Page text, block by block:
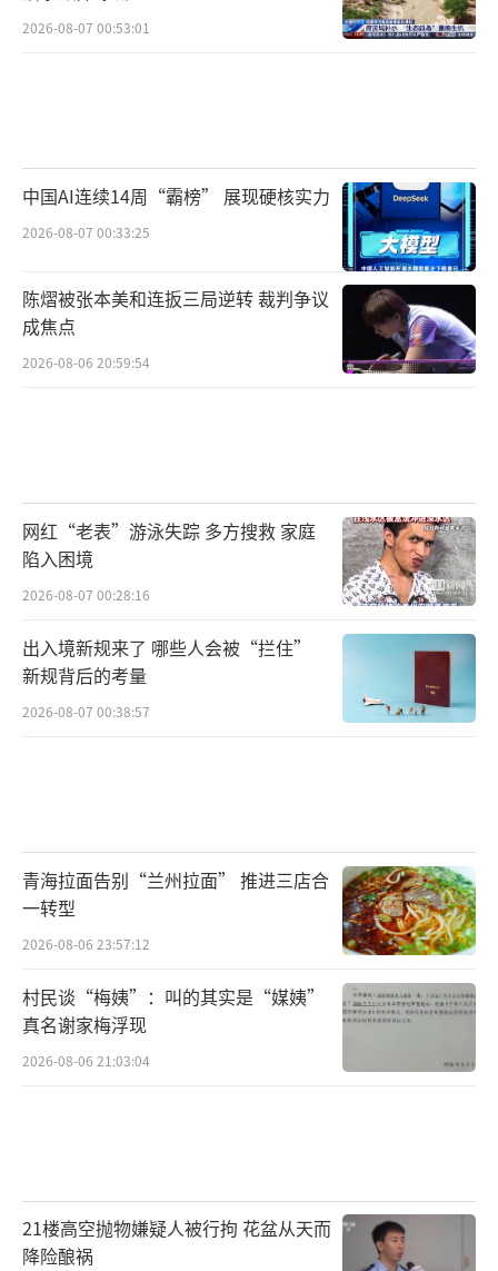
2026-08-07 00:53:01
中国AI连续14周“霸榜” 展现硬核实力
2026-08-07 00:33:25
陈熠被张本美和连扳三局逆转 裁判争议
成焦点
2026-08-06 20:59:54
网红“老表”游泳失踪 多方搜救 家庭
陷入困境
2026-08-07 00:28:16
出入境新规来了 哪些人会被“拦住”
新规背后的考量
2026-08-07 00:38:57
青海拉面告别“兰州拉面” 推进三店合
一转型
2026-08-06 23:57:12
村民谈“梅姨”：叫的其实是“媒姨”
真名谢家梅浮现
2026-08-06 21:03:04
21楼高空抛物嫌疑人被行拘 花盆从天而
降险酿祸